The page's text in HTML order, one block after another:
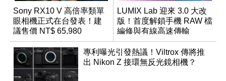
Sony RX10 V 高倍率類單
眼相機正式在台發表！建
議售價 NT$ 65,980
LUMIX Lab 迎來 3.0 大改
版！首度解鎖手機 RAW 檔
編修與有線高速傳輸
專利曝光引發熱議！Viltrox 傳將推
出 Nikon Z 接環無反光鏡相機？